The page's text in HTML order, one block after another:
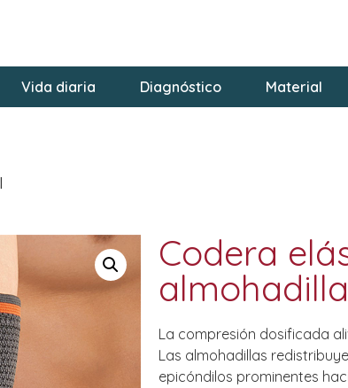
Vida diaria Diagnóstico Material
Codera
La compresión dosificada
Las almohadillas
epicóndilos prominentes